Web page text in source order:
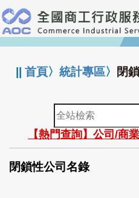
跳
到
主
要
:::
||首頁〉統計專區〉 閉
全
站
檢
索
【熱門查詢】公司/商
閉鎖性公司名錄